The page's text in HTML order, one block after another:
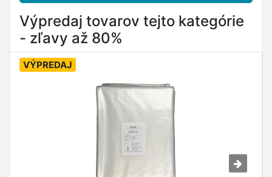
Výpredaj tovarov tejto kategórie
- zľavy až 80%
VÝPREDAJ